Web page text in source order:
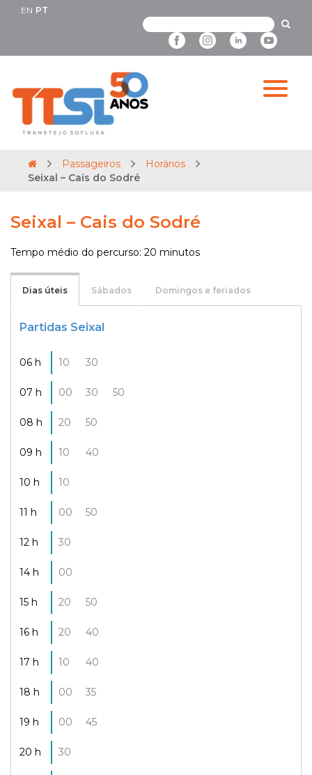
EN PT
Passageiros
Horários
Seixal – Cais do Sodré
Seixal – Cais do Sodré
Tempo médio do percurso: 20 minutos
Dias úteis Sábados Domingos e feriados
Partidas Seixal
06 h 10 30
07 h 00 30 50
08 h 20 50
09 h 10 40
10 h 10
11 h 00 50
12 h 30
14 h 00
15 h 20 50
16 h 20 40
17 h 10 40
18 h 00 35
19 h 00 45
20 h 30